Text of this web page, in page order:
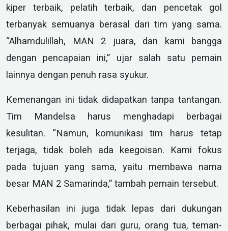
kiper terbaik, pelatih terbaik, dan pencetak gol
terbanyak semuanya berasal dari tim yang sama.
“Alhamdulillah, MAN 2 juara, dan kami bangga
dengan pencapaian ini,” ujar salah satu pemain
lainnya dengan penuh rasa syukur.
Kemenangan ini tidak didapatkan tanpa tantangan.
Tim Mandelsa harus menghadapi berbagai
kesulitan. “Namun, komunikasi tim harus tetap
terjaga, tidak boleh ada keegoisan. Kami fokus
pada tujuan yang sama, yaitu membawa nama
besar MAN 2 Samarinda,” tambah pemain tersebut.
Keberhasilan ini juga tidak lepas dari dukungan
berbagai pihak, mulai dari guru, orang tua, teman-